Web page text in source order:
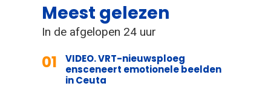
Meest gelezen
In de afgelopen 24 uur
01
VIDEO. VRT-nieuwsploeg
ensceneert emotionele beelden
in Ceuta